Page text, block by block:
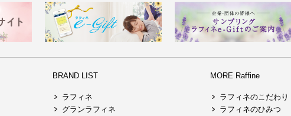
BRAND LIST
ラフィネ
グランラフィネ
MORE Raffine
ラフィネのこだわり
ラフィネのひみつ